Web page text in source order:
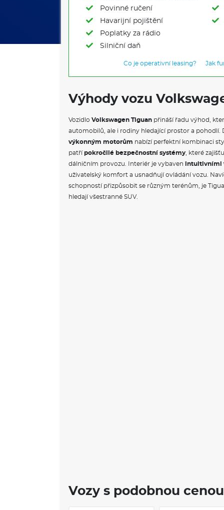
Povinné ručení
Havarijní pojištění
Poplatky za rádio
Silniční daň
Co je operativní leasing? Jak
Výhody vozu
Vozidlo Volkswagen Tiguan přináší řadu výhod,
automobilů, ale i rodiny hledající prostor a pohodlí.
výkonným motorům nabízí perfektní kombinaci
patřípokročilé bezpečnostní systémy , které
dálničním provozu. Interiér je vybaven
intuitivními
uživatelský komfort a usnadňují ovládání vozu.
schopností přizpůsobit se různým terénům, je
hledají všestranné SUV.
Vozy s podobnou cenou